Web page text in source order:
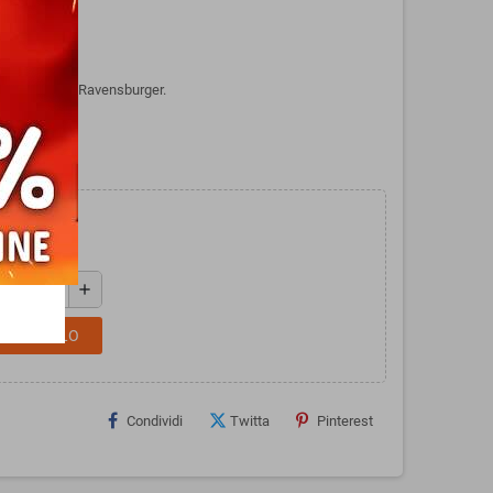
di Ravensburger.
add
CARRELLO
Condividi Twitta Pinterest